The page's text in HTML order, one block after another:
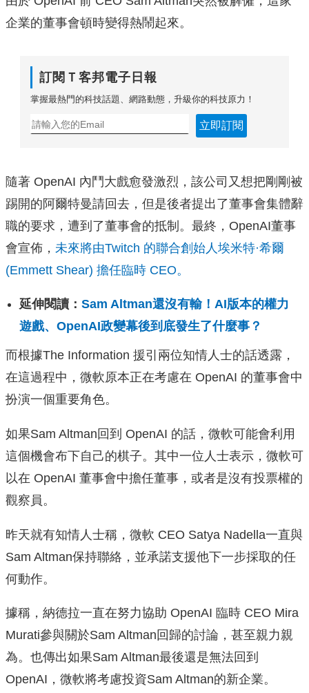
企業的董事會頓時變得熱鬧起來。
訂閱Ｔ客邦電子日報
掌握最熱門的科技話題、網路動態，升級你的科技原力！
立即訂閱
隨著 OpenAI 內鬥大戲愈發激烈，該公司又想把剛剛被
踢開的阿爾特曼請回去，但是後者提出了董事會集體辭
職的要求，遭到了董事會的抵制。最終，OpenAI董事
會宣佈，
未來將由Twitch 的聯合創始人埃米特·希爾
(Emmett Shear) 擔任臨時 CEO。
延伸閱讀：
Sam Altman還沒有輸！AI版本的權力
遊戲、OpenAI政變幕後到底發生了什麼事？
而根據The Information 援引兩位知情人士的話透露，
在這過程中，微軟原本正在考慮在 OpenAI 的董事會中
扮演一個重要角色。
如果Sam Altman回到 OpenAI 的話，微軟可能會利用
這個機會布下自己的棋子。其中一位人士表示，微軟可
以在 OpenAI 董事會中擔任董事，或者是沒有投票權的
觀察員。
昨天就有知情人士稱，微軟 CEO Satya Nadella一直與
Sam Altman保持聯絡，並承諾支援他下一步採取的任
何動作。
據稱，納德拉一直在努力協助 OpenAI 臨時 CEO Mira
Murati參與關於Sam Altman回歸的討論，甚至親力親
為。也傳出如果Sam Altman最後還是無法回到
OpenAI，微軟將考慮投資Sam Altman的新企業。